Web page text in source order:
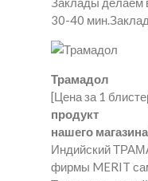
30-40
Трамадол
[Цена за 1
продукт
нашего
Индийский
фирмы MERIT